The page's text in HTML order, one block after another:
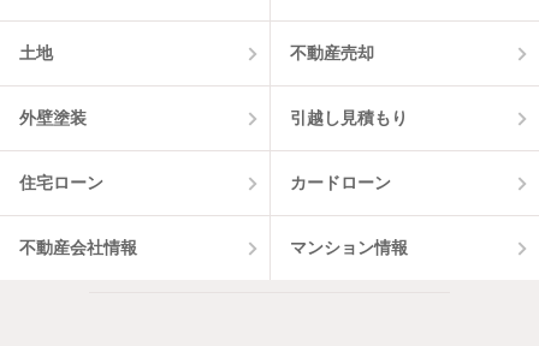
土地 不動産売却
外壁塗装 引越し見積もり
住宅ローン カードローン
不動産会社情報 マンション情報